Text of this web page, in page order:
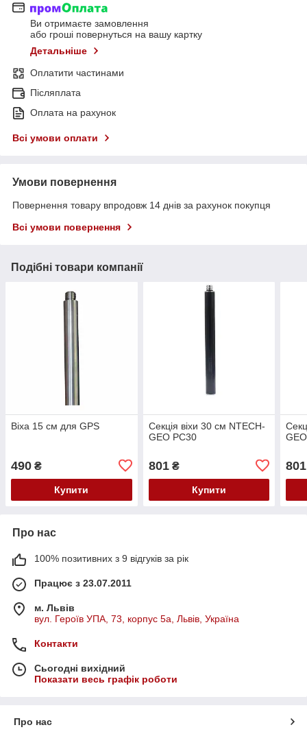
Ви отримаєте замовлення
або гроші повернуться на вашу картку
Детальніше
Оплатити частинами
Післяплата
Оплата на рахунок
Всі умови оплати
Умови повернення
Повернення товару впродовж 14 днів за рахунок покупця
Всі умови повернення
Подібні товари компанії
Віха 15 см для GPS
490 ₴
Купити
Секція віхи 30 см NTECH-
GEO PC30
801₴
Купити
801
Про нас
100% позитивних з 9 відгуків за рік
Працює з 23.07.2011
м. Львів
вул. Героїв УПА, 73, корпус 5а, Львів, Україна
Контакти
Сьогодні вихідний
Показати весь графік роботи
Про нас